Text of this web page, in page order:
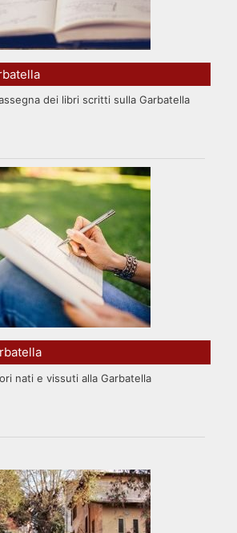
dei libri scritti sulla Garbatella
nati e vissuti alla Garbatella